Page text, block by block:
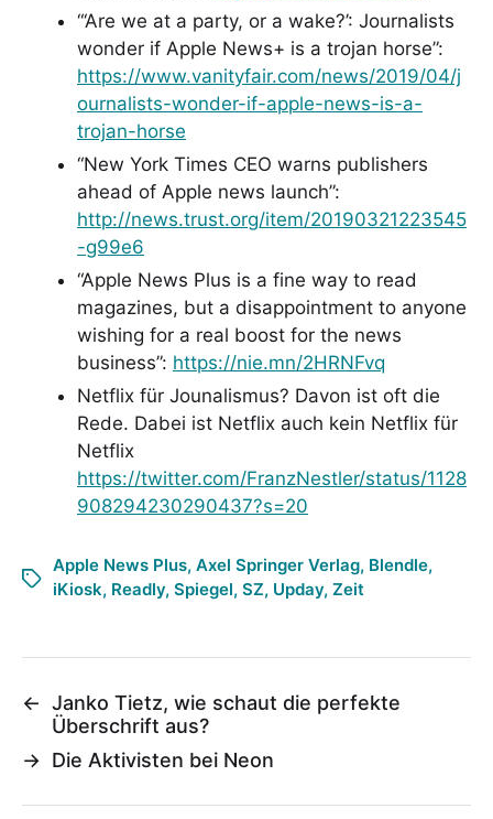
“‘Are we at a party, or a wake?’: Journalists
wonder if Apple News+ is a trojan horse”:
https://www.vanityfair.com/news/2019/04/j
ournalists-wonder-if-apple-news-is-a-
trojan-horse
“New York Times CEO warns publishers
ahead of Apple news launch”:
http://news.trust.org/item/20190321223545
-g99e6
“Apple News Plus is a fine way to read
magazines, but a disappointment to anyone
wishing for a real boost for the news
business”: https://nie.mn/2HRNFvq
Netflix für Jounalismus? Davon ist oft die
Rede. Dabei ist Netflix auch kein Netflix für
Netflix
https://twitter.com/FranzNestler/status/1128
908294230290437?s=20
Apple News Plus, Axel Springer Verlag, Blendle,
iKiosk, Readly, Spiegel, SZ, Upday, Zeit
← Janko Tietz, wie schaut die perfekte
Überschrift aus?
→ Die Aktivisten bei Neon